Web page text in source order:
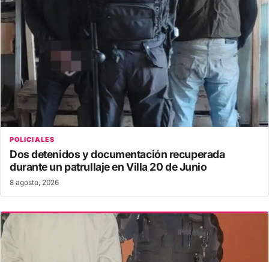
POLICIALES
Dos detenidos y documentación recuperada
durante un patrullaje en Villa 20 de Junio
8 agosto, 2026